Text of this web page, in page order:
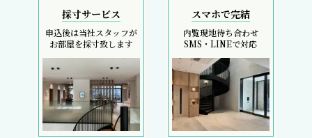
採寸サービス
申込後は当社スタッフが
お部屋を採寸致します
スマホで完結
内覧現地待ち合わせ
SMS・LINEで対応